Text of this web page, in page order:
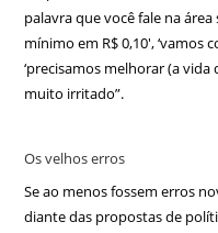
palavra que você fale na área
mínimo em R$ 0,10′, ‘vamos
‘precisamos melhorar (a vida
muito irritado”.
Os velhos erros
Se ao menos fossem erros
diante das propostas de